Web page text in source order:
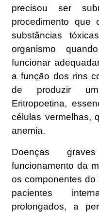
precisou ser
procedimento que
substâncias
organismo
funcionar
a função dos rins
de produzir um
Eritropoetina,
células vermelhas,
anemia.
Doenças
funcionamento da
os componentes do
pacientes
prolongados, a